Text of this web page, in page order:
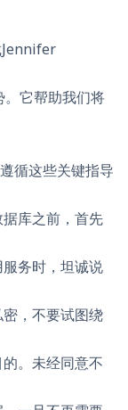
。它帮助我们将
循这些关键指导
库之前，首先
务时，坦诚说
，不要试图绕
。未经同意不